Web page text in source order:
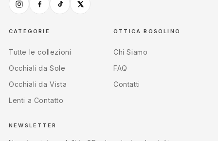
CATEGORIE
Tutte le collezioni
Occhiali da Sole
Occhiali da Vista
Lenti a Contatto
OTTICA ROSOLINO
Chi Siamo
FAQ
Contatti
NEWSLETTER